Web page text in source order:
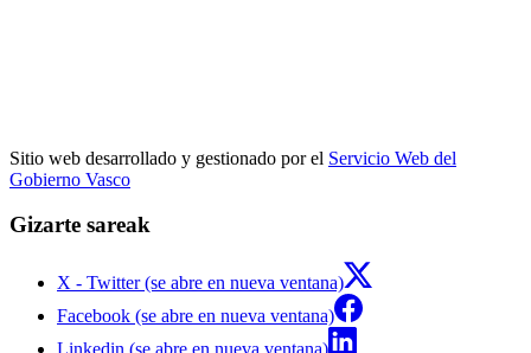
Sitio web desarrollado y gestionado por el Servicio Web del
Gobierno Vasco
Gizarte sareak
X - Twitter (se abre en nueva ventana)
Facebook (se abre en nueva ventana)
Linkedin (se abre en nueva ventana)